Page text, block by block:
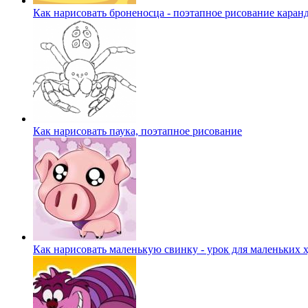
Как нарисовать броненосца - поэтапное рисование
Как нарисовать паука, поэтапное рисование
Как нарисовать маленькую свинку - урок для маленьких